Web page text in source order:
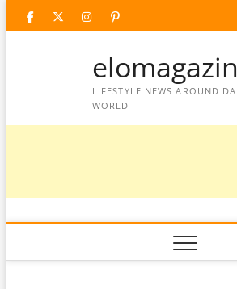
facebooktwitter
instagram
googleplus
pinterest
elomagazin
LIFESTYLE NEWS AROUND DA
WORLD